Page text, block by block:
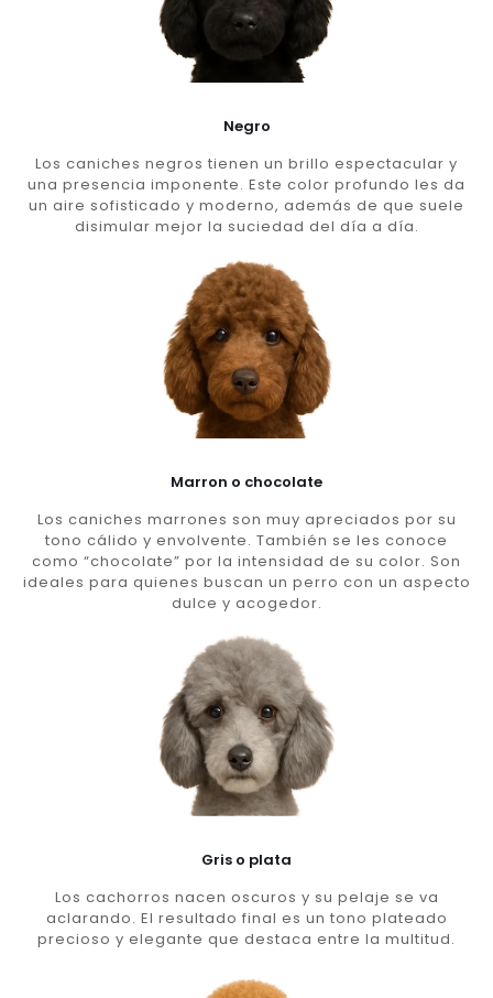
Negro
Los caniches negros tienen un brillo espectacular y
una presencia imponente. Este color profundo les da
un aire sofisticado y moderno, además de que suele
disimular mejor la suciedad del día a día.
Marron o chocolate
Los caniches marrones son muy apreciados por su
tono cálido y envolvente. También se les conoce
como “chocolate” por la intensidad de su color. Son
ideales para quienes buscan un perro con un aspecto
dulce y acogedor.
Gris o plata
Los cachorros nacen oscuros y su pelaje se va
aclarando. El resultado final es un tono plateado
precioso y elegante que destaca entre la multitud.